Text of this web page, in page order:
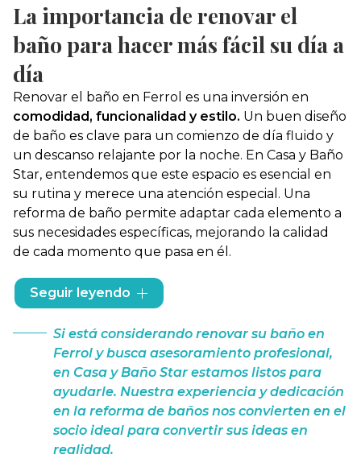
La importancia de renovar el
baño para hacer más fácil su día a
día
Renovar el baño en Ferrol es una inversión en
comodidad, funcionalidad y estilo. Un buen diseño
de baño es clave para un comienzo de día fluido y
un descanso relajante por la noche. En Casa y Baño
Star, entendemos que este espacio es esencial en
su rutina y merece una atención especial. Una
reforma de baño permite adaptar cada elemento a
sus necesidades específicas, mejorando la calidad
de cada momento que pasa en él.
La actualización de su baño no solo proporciona un
valor estético, sino que también es práctica. Los
materiales modernos son más fáciles de mantener y
limpiar, mientras que los
muebles innovadores
y las
soluciones de almacenamiento inteligente
eliminan el desorden y maximizan el espacio.
En Casa y Baño Star, su proyecto de reforma de
baño es una oportunidad para crear un ambiente
que refleje su gusto personal y responda a las
Seguir leyendo
Si está considerando renovar su baño en
Ferroly busca asesoramiento profesional,
en Casa y Baño Star estamos listos para
ayudarle. Nuestra experiencia y dedicación
en la reforma de baños nos convierten en el
socio ideal para convertir sus ideas en
realidad.